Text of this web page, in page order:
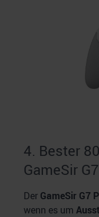
4. Bester
GameSir
Der GameSir G7
wenn es um